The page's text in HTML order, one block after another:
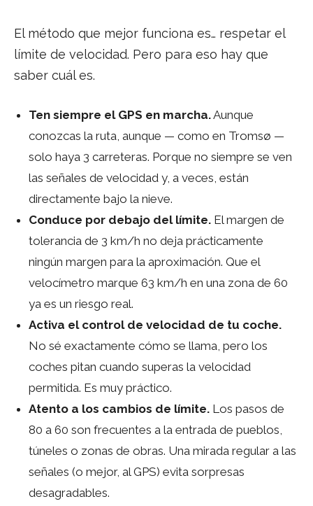
El método que mejor funciona es… respetar el
límite de velocidad. Pero para eso hay que
saber cuál es.
Ten siempre el GPS en marcha.Aunque
conozcas la ruta, aunque — como en Tromsø —
solo haya 3 carreteras. Porque no siempre se ven
las señales de velocidad y, a veces, están
directamente bajo la nieve.
Conduce por debajo del límite. El margen de
tolerancia de 3 km/h no deja prácticamente
ningún margen para la aproximación. Que el
velocímetro marque 63 km/h en una zona de 60
ya es un riesgo real.
Activa el control de velocidad de tu coche.
No sé exactamente cómo se llama, pero los
coches pitan cuando superas la velocidad
permitida. Es muy práctico.
Atento a los cambios de límite. Los pasos de
80 a 60 son frecuentes a la entrada de pueblos,
túneles o zonas de obras. Una mirada regular a las
señales (o mejor, al GPS) evita sorpresas
desagradables.